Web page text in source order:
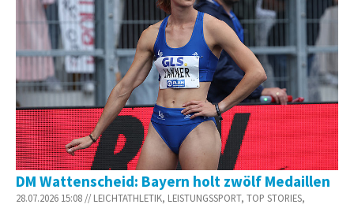
DM Wattenscheid: Bayern holt zwölf Medaillen
28.07.2026 15:08 // LEICHTATHLETIK, LEISTUNGSSPORT, TOP STORIES,